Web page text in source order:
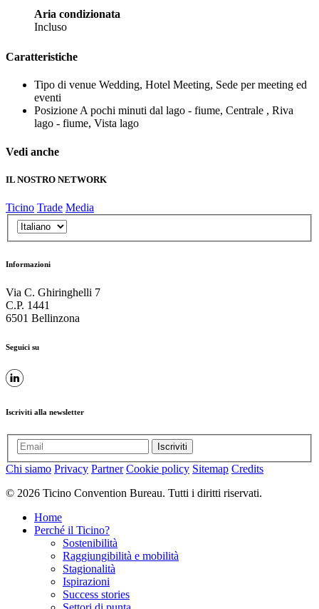
Aria condizionata
Incluso
Caratteristiche
Tipo di venue Wedding, Hotel Meeting, Sede per meeting ed
eventi
PosizioneA pochi minuti dal lago - fiume, Centrale , Riva
lago - fiume, Vista lago
Vedi anche
IL NOSTRO NETWORK
Ticino Trade Media
Informazioni
Via C. Ghiringhelli 7
C.P. 1441
6501 Bellinzona
Seguici su
Iscriviti alla newsletter
Iscriviti
Chi siamo Privacy Partner Cookie policy Sitemap Credits
© 2026 Ticino Convention Bureau. Tutti i diritti riservati.
Home
Perché il Ticino?
Sostenibilità
Raggiungibilità e mobilità
Stagionalità
Ispirazioni
Success stories